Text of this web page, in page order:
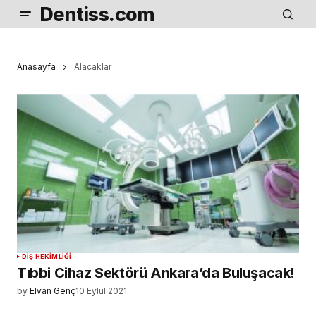
Dentiss.com
Anasayfa Alacaklar
DIŞ HEKIMLIĞI
Tıbbi Cihaz Sektörü Ankara’da Buluşacak!
by Elvan Genç10 Eylül 2021